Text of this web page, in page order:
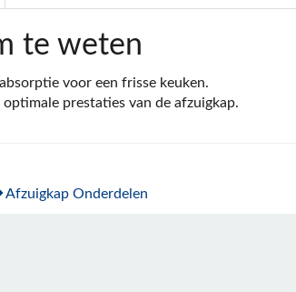
te weten
voor een frisse keuken.
optimale prestaties van de afzuigkap.
Afzuigkap Onderdelen